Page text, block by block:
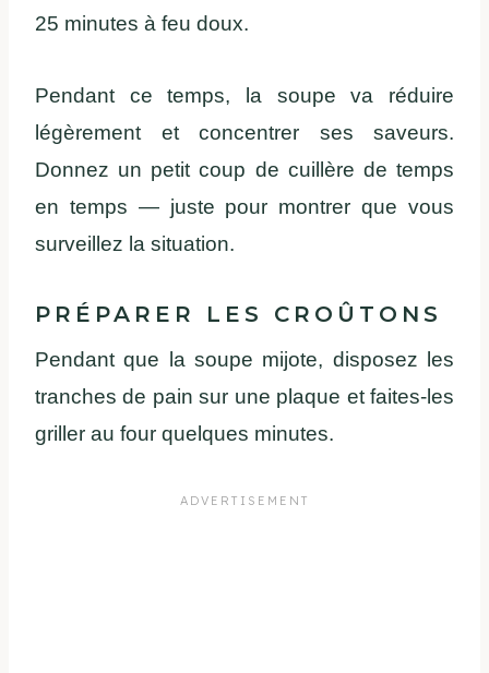
25 minutes à feu doux.
Pendant ce temps, la soupe va
réduire
légèrementet concentrer ses saveurs.
Donnez un petit coup de cuillère de temps
en temps — juste pour montrer quevous
surveillez la situation.
PR ÉPARER LES CROÛTONS
Pendant que la soupe mijote, disposez les
tranches de pain sur une plaque etfaites-les
griller au four quelques minutes.